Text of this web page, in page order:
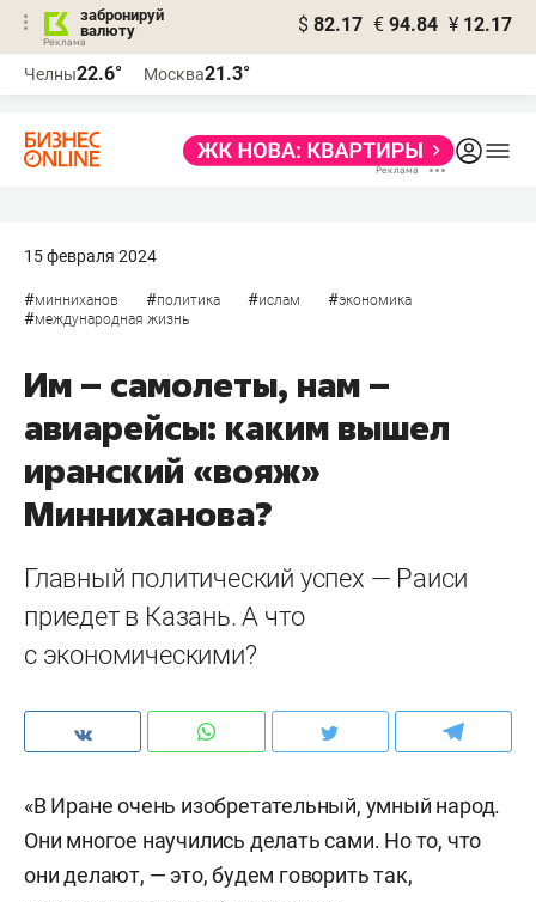
забронируй
валюту
$ 82.17 € 94.84 ¥ 12.17
Челны22.6° Москва21.3°
15 февраля 2024
#минниханов #политика #ислам #экономика
#международная жизнь
Им – самолеты, нам –
авиарейсы: каким вышел
иранский «вояж»
Минниханова?
Главный политический успех — Раиси
приедет в Казань. А что
с экономическими?
«В Иране очень изобретательный, умный народ.
Они многое научились делать сами. Но то, что
они делают, — это, будем говорить так,